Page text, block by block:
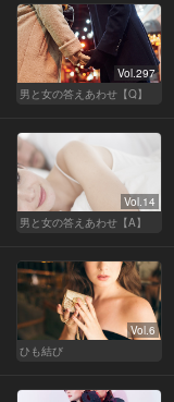
Vol.297
男と女の答えあわせ【Q】
Vol.14
男と女の答えあわせ【A】
Vol.6
ひも結び